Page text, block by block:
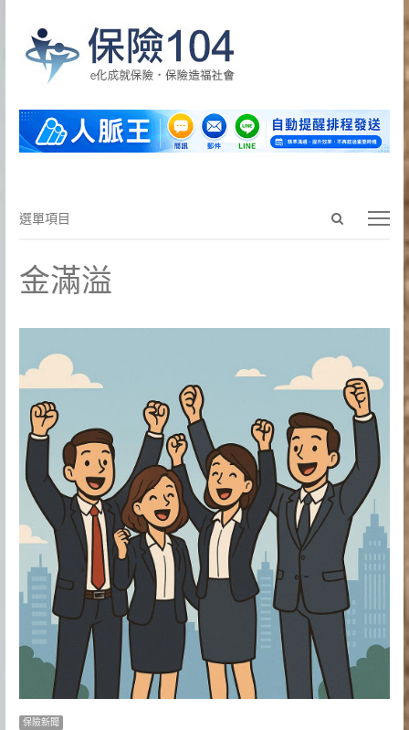
Open
search
選
目
選單項目
金滿溢
保險新聞